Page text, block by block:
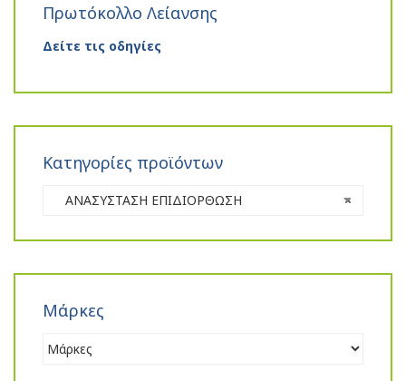
Πρωτόκολλο Λείανσης
Δείτε τις οδηγίες
Κατηγορίες προϊόντων
×
ΑΝΑΣΥΣΤΑΣΗ ΕΠΙΔΙΟΡΘΩΣΗ
Μάρκες